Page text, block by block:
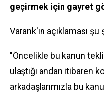
geçirmek için gayret
Varank'ın açıklaması şu
"Öncelikle bu kanun
ulaştığı andan itibaren
arkadaşlarımızla bu